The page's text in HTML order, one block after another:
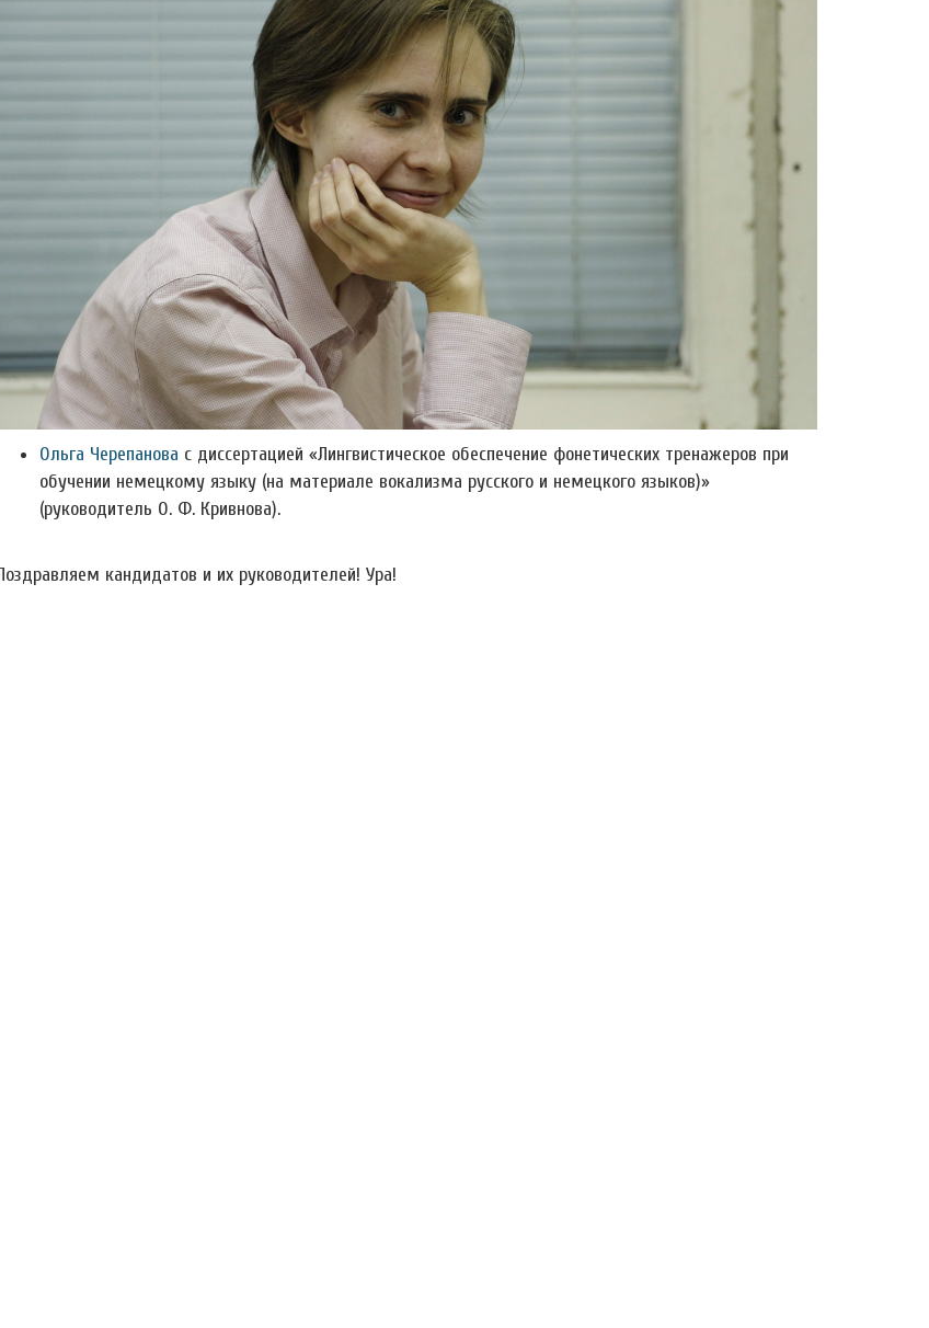
Ольга Черепанова с диссертацией «Лингвистическое обеспечение фонетических тренажеров при
обучении немецкому языку (на материале вокализма русского и немецкого языков)»
(руководитель О. Ф. Кривнова).
кандидатов и их руководителей! Ура!